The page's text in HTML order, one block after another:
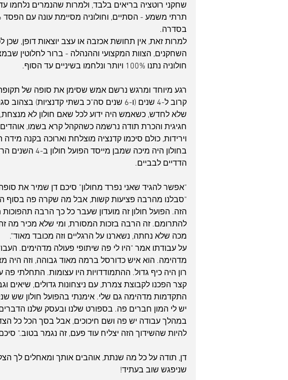
שחקני רוטציה בריאים בלבד, ולמרות שהנמרים נלחמו
בסדרה.
למרות זאת, אין תחושת אכזבה או עצב יוצאות דופן, שכן
השחקנים, הצוות המקצועי וההנהלה - ברור לחלוטין
חולוניה נתנו 100% ויותר ונלחמו בשיניים עד הסוף.
רגע מיוחד ומרגש נרשם אמש שסימן את סופה של
קרוב ל-4 שנים (ו-6 שנים סה"כ בשתי
שלא לחדש, כשאמש היה ידוע לכל שאם חולון לא
חגיגית והכרת תודה נרשמה כשהקהל קרא בשמו, אוהדים
בחולון היה מיכה
הדדיים לבביים.
"אפשר להגיד שאני נפרד מחולון" סיכם דן שמיר את
"סבלנו מהרבה פציעות קשות, אבל מה שקרה פה בסוף
להתרומם. זה הרבה בזכות המסורת, ומי שלא מכיר מה
מכה שלא נחתה, נשארנו על הרגליים וזה מכובד מאוד".
על עבודתו אמר "היו לי פה שיתופי פעולה מדהימים.
מדהימה. הוא איש כדורסל ברמה מאוד גבוהה, וזה
רון היה כיף גדול. ההתמודדויות היו עצומות. התחלתי
קצר הפכנו לקבוצת צמרת, עם ניצחונות גדולים, שיאים
התקדמות מדהימה גם שלי. אימנתי בהפועל חולון שש
יש לי המון חברים פה. בספורט שלנו ובעסק שלנו
במהלך עבודה יש פה ושם חיכוכים, אבל בסך הכל כל
להיות שהשידוך הזה יצליח עוד פעם, זה נגמר בטוב."
דן, תודה על כל מה שנתת, אוהבים אותך ומאחלים לך
שניפגש שוב בעתיד!